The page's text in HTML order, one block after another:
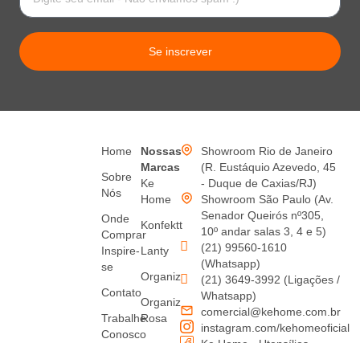
Se inscrever
Home
Sobre
Nós
Onde
Comprar
Inspire-
se
Contato
Trabalhe
Conosco
Nossas
Marcas
Ke
Home
Konfektt
Lanty
Organiz
Organiz
Rosa
Showroom Rio de Janeiro
(R. Eustáquio Azevedo, 45
- Duque de Caxias/RJ)
Showroom São Paulo (Av.
Senador Queirós nº305,
10º andar salas 3, 4 e 5)
(21) 99560-1610
(Whatsapp)
(21) 3649-3992 (Ligações /
Whatsapp)
comercial@kehome.com.br
instagram.com/kehomeoficial